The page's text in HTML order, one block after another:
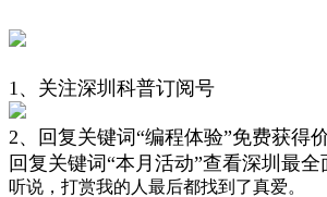
1、关注深圳科普订阅号
2、回复关键词“编程体验”免费获得
回复关键词“本月活动”查看深圳最
听说，打赏我的人最后都找到了真爱。